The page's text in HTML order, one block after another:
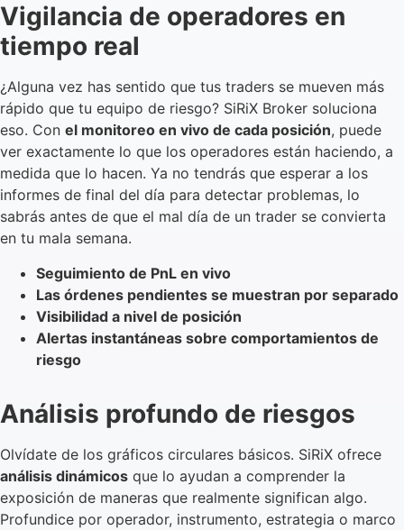
Vigilancia de operadores en
tiempo real
¿Alguna vez has sentido que tus traders se mueven más
rápido que tu equipo de riesgo? SiRiX Broker soluciona
eso. Con el monitoreo en vivo de cada posición, puede
ver exactamente lo que los operadores están haciendo, a
medida que lo hacen. Ya no tendrás que esperar a los
informes de final del día para detectar problemas, lo
sabrás antes de que el mal día de un trader se convierta
en tu mala semana.
Seguimiento de PnL en vivo
Las órdenes pendientes se muestran por separado
Visibilidad a nivel de posición
Alertas instantáneas sobre comportamientos de
riesgo
Análisis profundo de riesgos
Olvídate de los gráficos circulares básicos. SiRiX ofrece
análisis dinámicos que lo ayudan a comprender la
exposición de maneras que realmente significan algo.
Profundice por operador, instrumento, estrategia o marco